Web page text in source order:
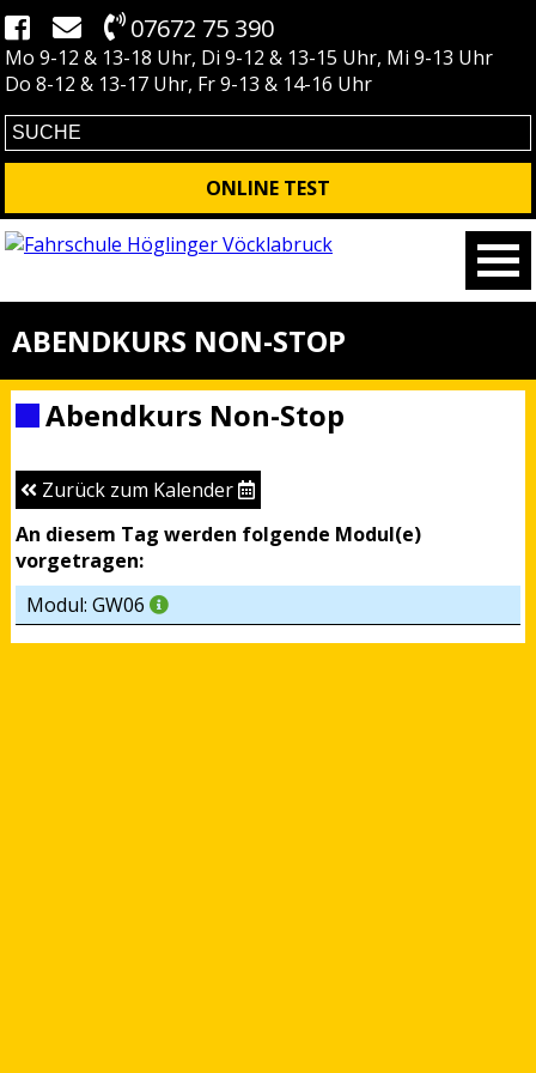
07672 75 390
Mo 9-12 & 13-18 Uhr, Di 9-12 & 13-15 Uhr, Mi 9-13 Uhr
Do 8-12 & 13-17 Uhr, Fr 9-13 & 14-16 Uhr
ONLINE TEST
ABENDKURS NON-STOP
Abendkurs Non-Stop
Zurück zum Kalender
An diesem Tag werden folgende Modul(e)
vorgetragen:
Modul: GW06